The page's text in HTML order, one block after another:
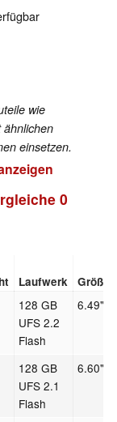
wie
ähnlichen
einsetzen.
0
Laufwerk Größe
128 GB
UFS 2.2
Flash
6.49"
128 GB
UFS 2.1
Flash
6.60"